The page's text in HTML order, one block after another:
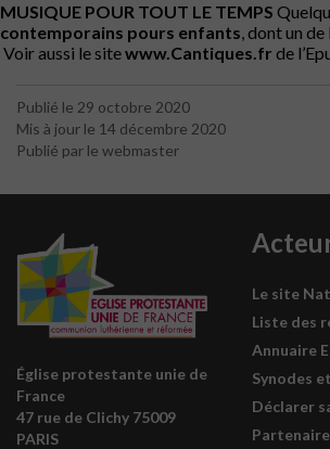
MUSIQUE POUR TOUT LE TEMPS
contemporains pours enfants, dont un
Voir aussi le sitewww.Cantiques.fr de
Publié le 29 octobre 2020
Mis à jour le 14 décembre 2020
Publié par le webmaster
Église protestante unie de
France
47 rue de Clichy 75009
PARIS
Le site
Liste des
Annuaire
Synodes
Déclarer